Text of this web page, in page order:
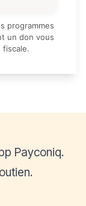
programmes
un don vous
fiscale.
Payconiq.